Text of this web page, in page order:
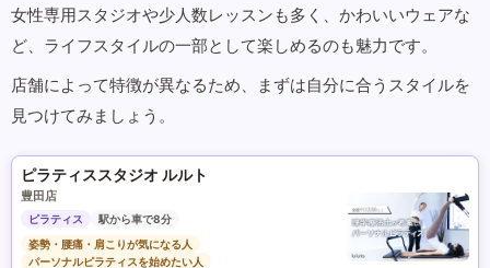
女性専用スタジオや少人数レッスンも多く、かわいいウェアな
ど、ライフスタイルの一部として楽しめるのも魅力です。
店舗によって特徴が異なるため、まずは自分に合うスタイルを
見つけてみましょう。
ピラティススタジオ ルルト
豊田店
ピラティス
駅から車で8分
姿勢・腰痛・肩こりが気になる人
パーソナルピラティスを始めたい人